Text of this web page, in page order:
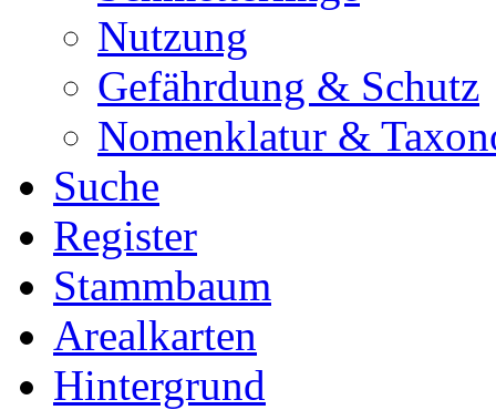
Nutzung
Gefährdung & Schutz
Nomenklatur &
Suche
Register
Stammbaum
Arealkarten
Hintergrund